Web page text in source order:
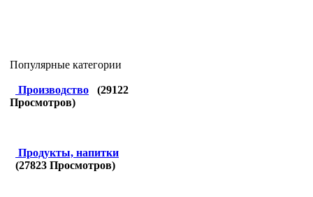
Популярные категории
Производство (29122
Просмотров)
Продукты, напитки
(27823 Просмотров)